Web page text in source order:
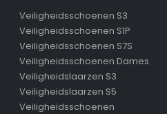
Veiligheidsschoenen S3
Veiligheidsschoenen S1P
Veiligheidsschoenen S7S
Veiligheidsschoenen Dames
Veiligheidslaarzen S3
Veiligheidslaarzen S5
Veiligheidsschoenen